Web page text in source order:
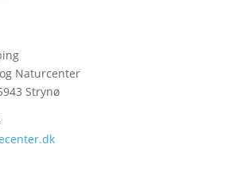
Naturcenter
Strynø